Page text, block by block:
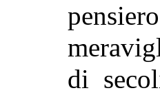
di